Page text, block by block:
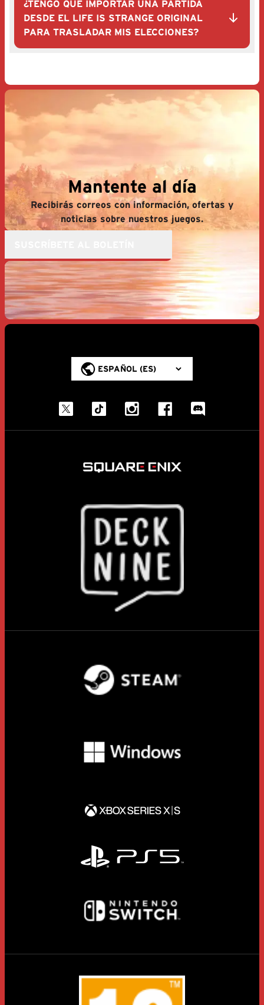
¿TENGO QUE IMPORTAR UNA PARTIDA
DESDE EL LIFE IS STRANGE ORIGINAL
PARA TRASLADAR MIS ELECCIONES?
Mantente al día
Recibirás correos con información, ofertas y
noticias sobre nuestros juegos.